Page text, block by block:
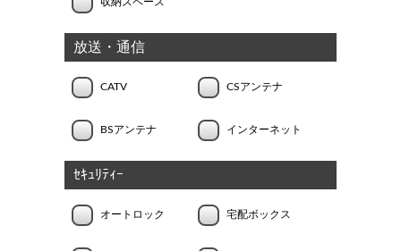
収納スペース
放送・通信
CATV CSアンテナ
BSアンテナ インターネット
ｾｷｭﾘﾃｨｰ
オートロック 宅配ボックス